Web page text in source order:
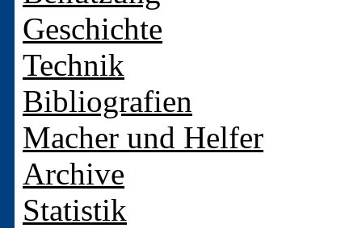
Geschichte
Technik
Bibliografien
Macher und Helfer
Archive
Statistik